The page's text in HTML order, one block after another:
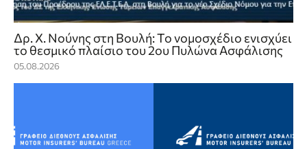
Δρ. Χ. Νούνης στη Βουλή: Το νομοσχέδιο ενισχύει
το θεσμικό πλαίσιο του 2ου Πυλώνα Ασφάλισης
05.08.2026